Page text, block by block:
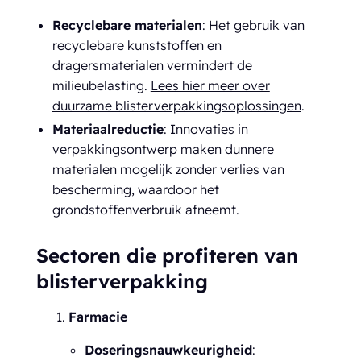
Recyclebare materialen: Het gebruik van
recyclebare kunststoffen en
dragersmaterialen vermindert de
milieubelasting. Lees hier meer over
duurzame blisterverpakkingsoplossingen.
Materiaalreductie: Innovaties in
verpakkingsontwerp maken dunnere
materialen mogelijk zonder verlies van
bescherming, waardoor het
grondstoffenverbruik afneemt.
Sectoren die profiteren van
blisterverpakking
Farmacie
Doseringsnauwkeurigheid: